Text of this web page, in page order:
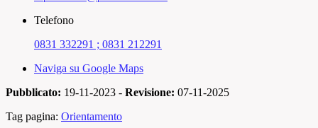
Telefono
0831 332291 ; 0831 212291
Naviga su Google Maps
Pubblicato: 19-11-2023 - Revisione: 07-11-2025
Tag pagina: Orientamento